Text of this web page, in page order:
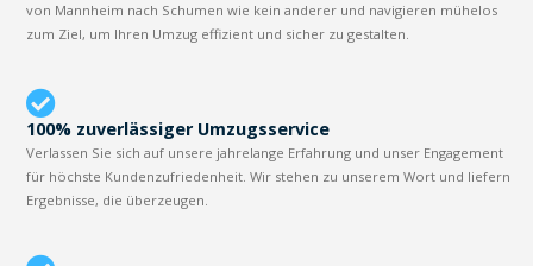
von Mannheim nach Schumen wie kein anderer und navigieren mühelos
zum Ziel, um Ihren Umzug effizient und sicher zu gestalten.
100% zuverlässiger Umzugsservice
Verlassen Sie sich auf unsere jahrelange Erfahrung und unser Engagement
für höchste Kundenzufriedenheit. Wir stehen zu unserem Wort und liefern
Ergebnisse, die überzeugen.